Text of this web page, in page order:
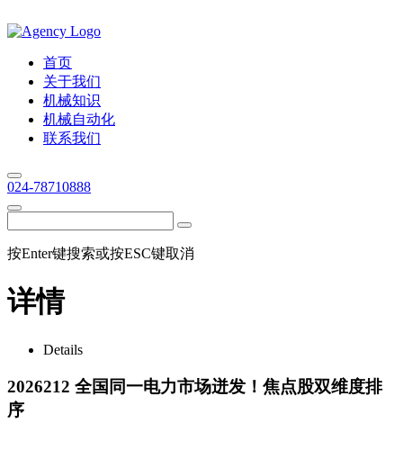
首页
关于我们
机械知识
机械自动化
联系我们
024-78710888
按Enter键搜索或按ESC键取消
详情
Details
2026212 全国同一电力市场迸发！焦点股双维度排
序